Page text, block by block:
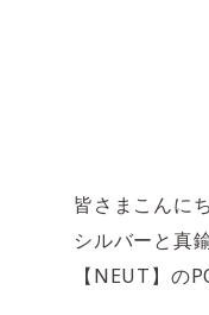
皆さまこんに
シルバーと真
【NEUT】の